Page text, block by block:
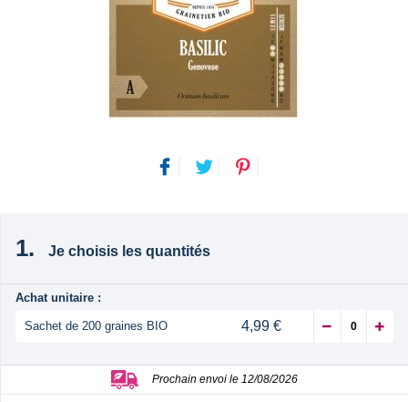
Je choisis les quantités
Achat unitaire :
Sachet de 200 graines BIO 4,99 €
Prochain envoi le 12/08/2026